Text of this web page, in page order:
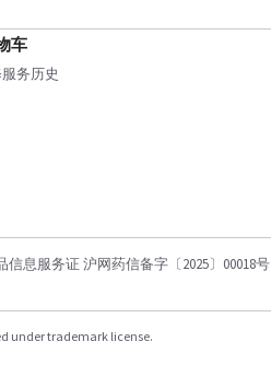
车
务历史
信息服务证 沪网药信备字〔2025〕00018号
under trademark license.